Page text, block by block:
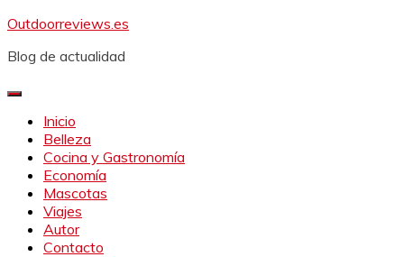
Saltar
contenido
Outdoorreviews.es
Blog de actualidad
Inicio
Belleza
Cocina y Gastronomía
Economía
Mascotas
Viajes
Autor
Contacto